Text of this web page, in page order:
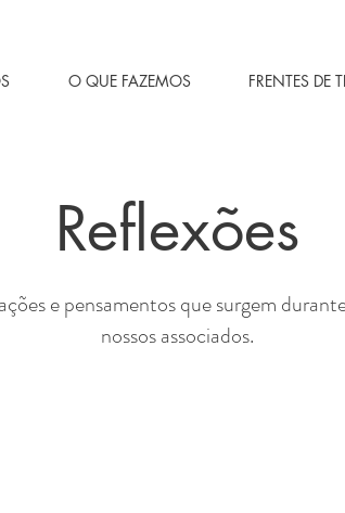
O QUE FAZEMOS FRENTES DE
Reflexões
e pensamentos que surgem
nossos associados.